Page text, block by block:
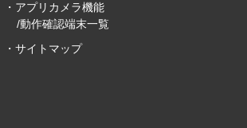
アプリカメラ機能
/動作確認端末一覧
サイトマップ